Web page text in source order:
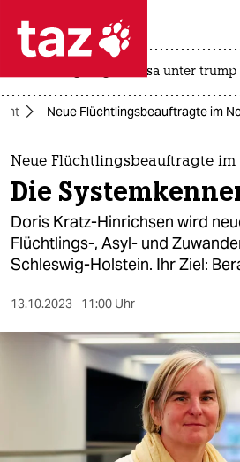
 taz zahl ich
taz zahl ich
themen
politik
öko
gesellschaft
usa unter trump
Neue Flüchtlingsbeauftragte im
Neue Flüchtlingsbeauftragte im
Die
Doris Kratz-Hinrichsen wird
Flüchtlings-, Asyl- und
Schleswig-Holstein. Ihr Ziel:
13.10.2023 11:00 Uhr